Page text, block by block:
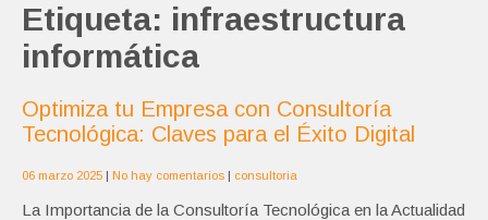
Etiqueta: infraestructura
informática
Optimiza tu Empresa con Consultoría
Tecnológica: Claves para el Éxito Digital
06 marzo 2025 | No hay comentarios | consultoria
La Importancia de la Consultoría Tecnológica en la Actualidad